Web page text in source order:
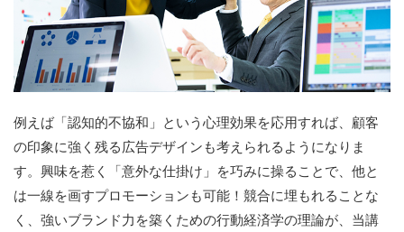
例えば「認知的不協和」という心理効果を応用すれば、顧客
の印象に強く残る広告デザインも考えられるようになりま
す。興味を惹く「意外な仕掛け」を巧みに操ることで、他と
は一線を画すプロモーションも可能！競合に埋もれることな
く、強いブランド力を築くための行動経済学の理論が、当講